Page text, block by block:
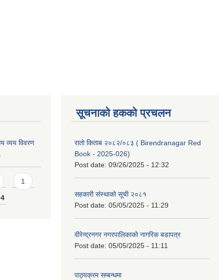
व्यय विवरण
1
4
सूचनाको हकको प्रचलन
रातो किताब २०८२/०८३ ( Birendranagar Red
Book - 2025-026)
Post date: 09/26/2025 - 12:32
सहकारी संस्थाको सूची २०८१
Post date: 05/05/2025 - 11:29
वीरेन्द्रनगर नगरपालिकाको नागरिक बडापत्र
Post date: 05/05/2025 - 11:11
पाठ्यक्रम सम्बन्धमा